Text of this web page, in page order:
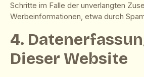
Schritte im Falle der unverlangten
Werbeinformationen, etwa durch
4.
Dieser Website